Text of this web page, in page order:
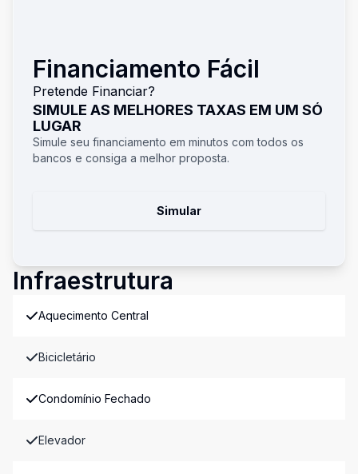
Financiamento Fácil
Pretende Financiar?
SIMULE AS MELHORES TAXAS EM UM SÓ
LUGAR
Simule seu financiamento em minutos com todos os
bancos e consiga a melhor proposta.
Simular
Infraestrutura
Aquecimento Central
Bicicletário
Condomínio Fechado
Elevador